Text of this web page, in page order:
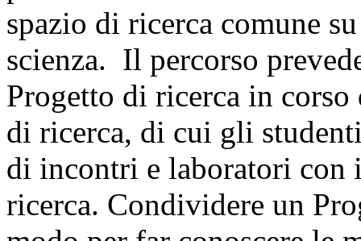
spazio di ricerca comune
scienza. Il percorso
Progetto di ricerca in
di ricerca, di cui gli
di incontri e laboratori
ricerca. Condividere un